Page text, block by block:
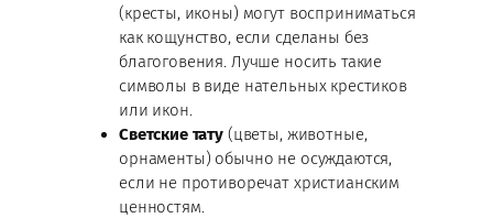
(кресты, иконы) могут восприниматься
как кощунство, если сделаны без
благоговения. Лучше носить такие
символы в виде нательных крестиков
или икон.
Светские тату (цветы, животные,
орнаменты) обычно не осуждаются,
если не противоречат христианским
ценностям.